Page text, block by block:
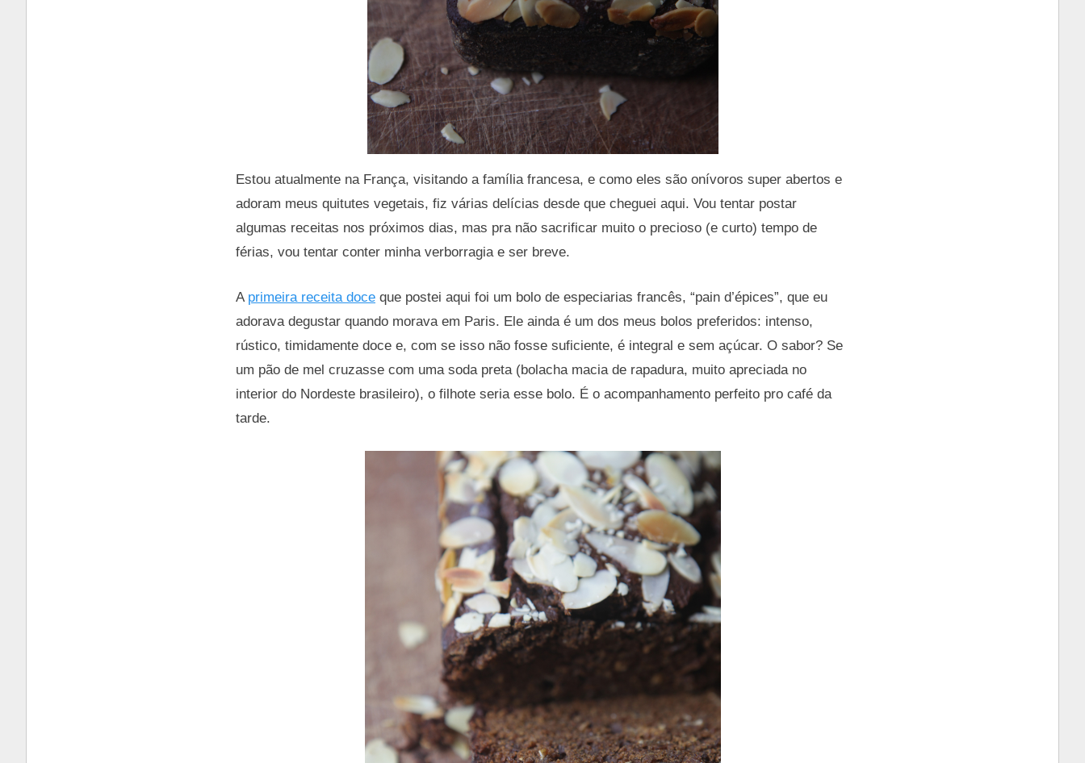
Estou atualmente na França, visitando a família francesa, e como eles são onívoros super abertos e
adoram meus quitutes vegetais, fiz várias delícias desde que cheguei aqui. Vou tentar postar
algumas receitas nos próximos dias, mas pra não sacrificar muito o precioso (e curto) tempo de
férias, vou tentar conter minha verborragia e ser breve.
A primeira receita doce que postei aqui foi um bolo de especiarias francês, “pain d’épices”, que eu
adorava degustar quando morava em Paris. Ele ainda é um dos meus bolos preferidos: intenso,
rústico, timidamente doce e, com se isso não fosse suficiente, é integral e sem açúcar. O sabor? Se
um pão de mel cruzasse com uma soda preta (bolacha macia de rapadura, muito apreciada no
interior do Nordeste brasileiro), o filhote seria esse bolo. É o acompanhamento perfeito pro café da
tarde.